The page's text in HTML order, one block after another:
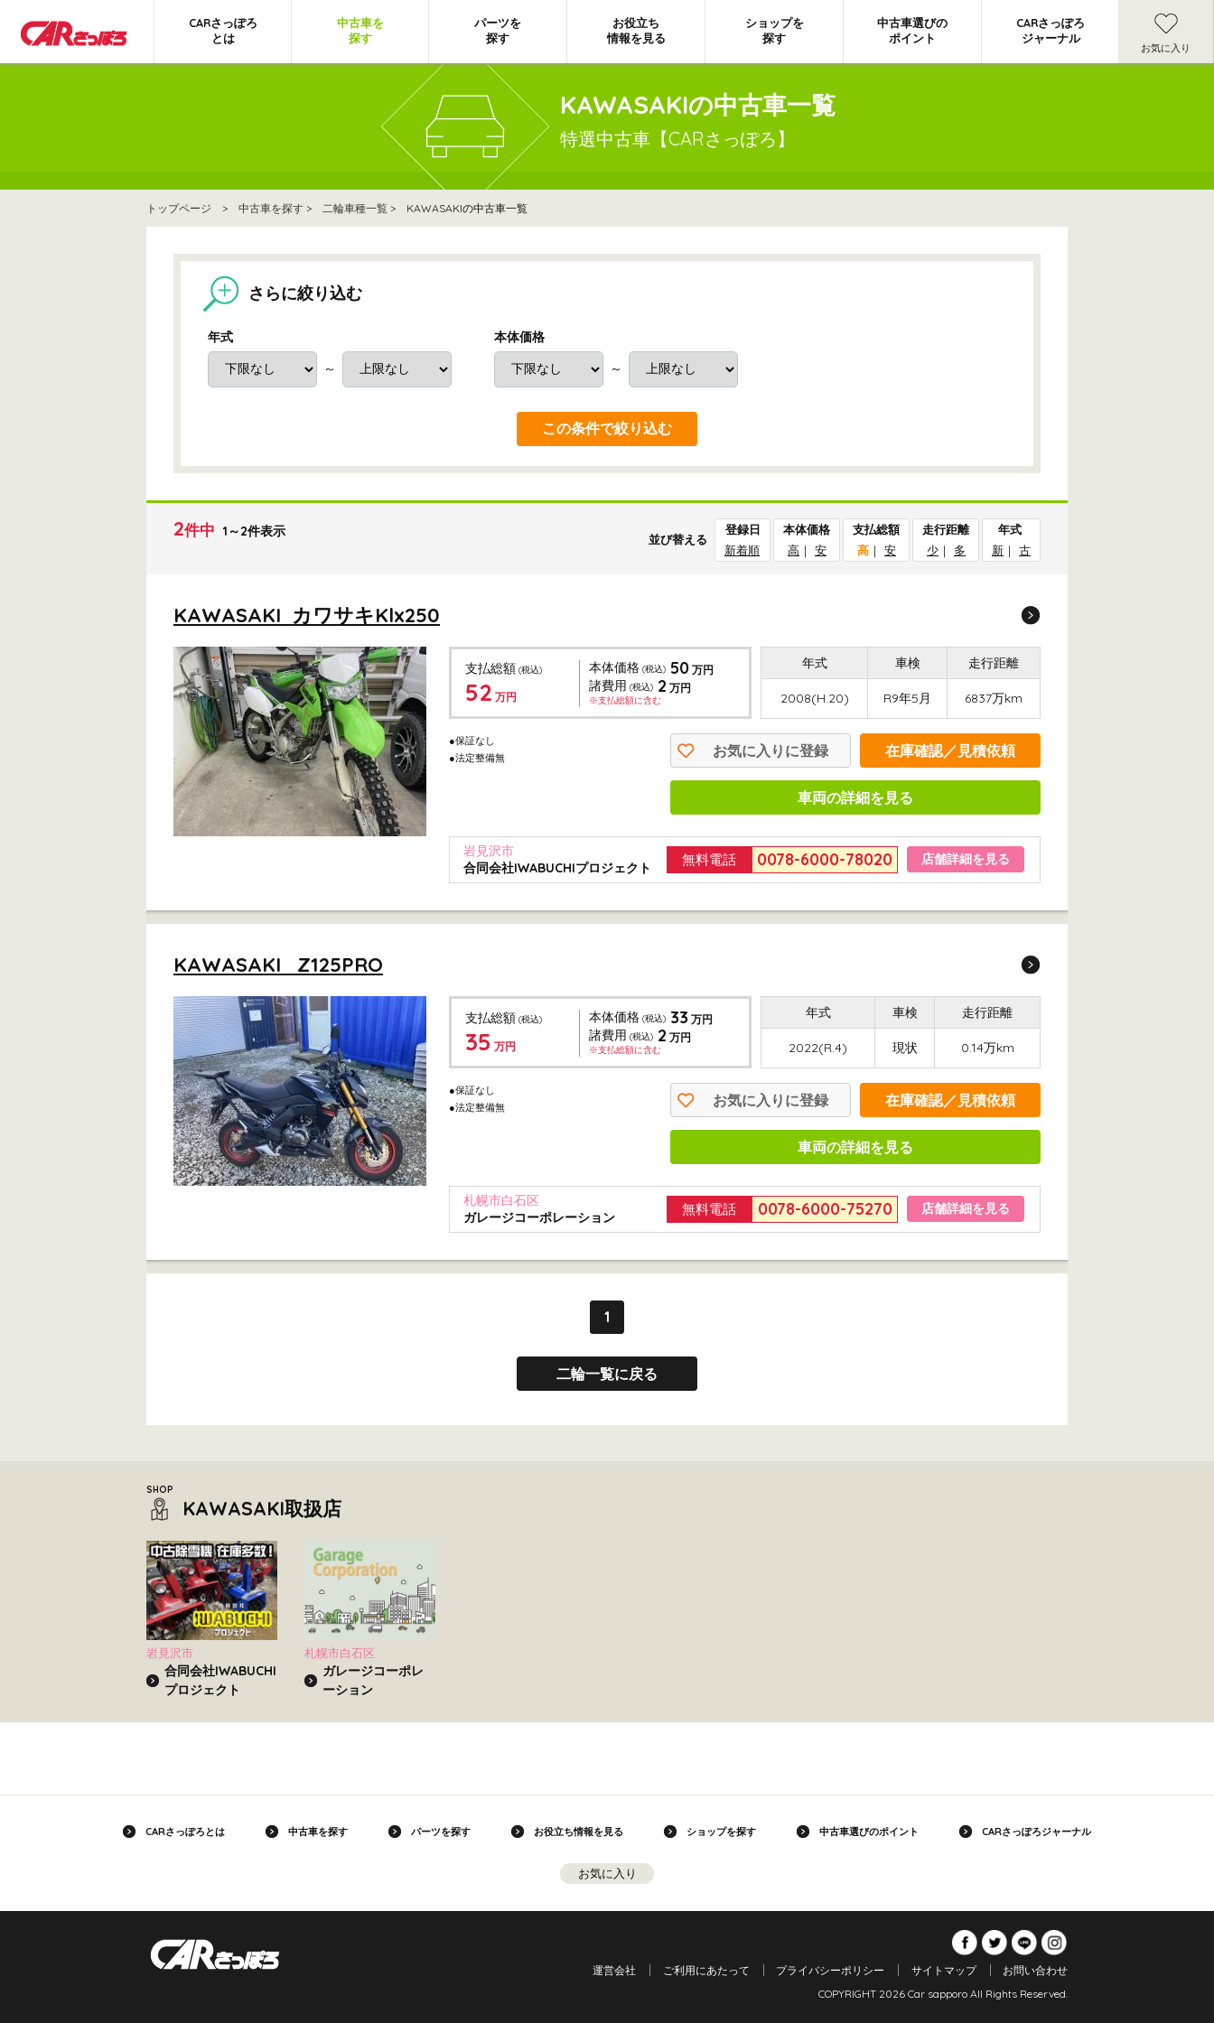
CARさっぽろ
とは
中古車を
探す
パーツを
探す
お役立ち
情報を見る
ショップを
探す
中古車選びの
ポイント
CARさっぽろ
ジャーナル
お気に入り
KAWASAKIの中古車一覧
特選中古車【CARさっぽろ】
トップページ > 中古車を探す > 二輪車種一覧 > KAWASAKIの中古車一覧
さらに絞り込む
年式
～
本体価格
～
この条件で絞り込む
2件中 1～2件表示 並び替える
登録日
新着順
本体価格
高 ｜ 安
支払総額
高 ｜ 安
走行距離
少 ｜ 多
年式
新 ｜ 古
KAWASAKI カワサキKlx250
●保証なし
●法定整備無
支払総額 (税込)
52 万円
本体価格(税込) 50万円
諸費用 (税込) 2 万円
※支払総額に含む
年式 車検 走行距離
2008(H.20) R9年5月 6837万km
お気に入りに登録 在庫確認／見積依頼
車両の詳細を見る
岩見沢市
合同会社IWABUCHIプロジェクト
無料電話 0078-6000-78020 店舗詳細を見る
KAWASAKI Z125PRO
●保証なし
●法定整備無
支払総額 (税込)
35 万円
本体価格(税込) 33万円
諸費用 (税込) 2 万円
※支払総額に含む
年式 車検 走行距離
2022(R.4) 現状 0.14万km
お気に入りに登録 在庫確認／見積依頼
車両の詳細を見る
札幌市白石区
ガレージコーポレーション
無料電話 0078-6000-75270 店舗詳細を見る
1
二輪一覧に戻る
KAWASAKI取扱店
岩見沢市
合同会社IWABUCHI
プロジェクト
札幌市白石区
ガレージコーポレ
ーション
CARさっぽろとは 中古車を探す パーツを探す お役立ち情報を見る ショップを探す 中古車選びのポイント CARさっぽろジャーナル
お気に入り
運営会社 ご利用にあたって プライバシーポリシー サイトマップ
お問い合わせ
COPYRIGHT 2026 Car sapporo All Rights Reserved.